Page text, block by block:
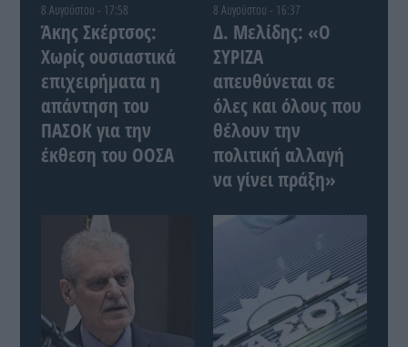
8 Αυγούστου - 17:58
Άκης Σκέρτσος:
Χωρίς ουσιαστικά
επιχειρήματα η
απάντηση του
ΠΑΣΟΚ για την
έκθεση του ΟΟΣΑ
8 Αυγούστου - 16:37
Δ. Μελίδης: «Ο
ΣΥΡΙΖΑ
απευθύνεται σε
όλες και όλους που
θέλουν την
πολιτική αλλαγή
να γίνει πράξη»